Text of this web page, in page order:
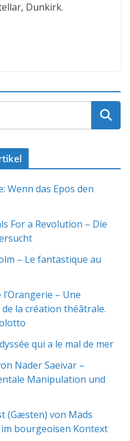
Dunkirk.
Wenn das Epos den
For a Revolution – Die
– Le fantastique au
– Une
la création théâtrale.
qui a le mal de mer
Nader Saeivar​​ –
Manipulation und
(Gæsten) von Mads
bourgeoisen Kontext